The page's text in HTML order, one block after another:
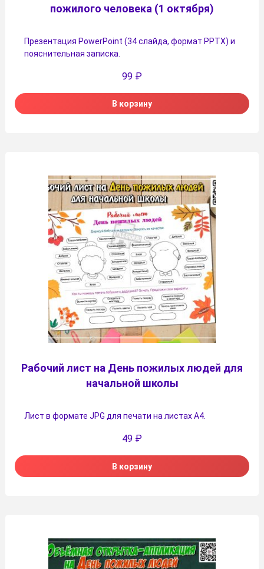
пожилого человека (1 октября)
Презентация PowerPoint (34 слайда, формат PPTX) и
пояснительная записка.
99 ₽
В корзину
Рабочий лист на День пожилых людей для
начальной школы
Лист в формате JPG для печати на листах А4.
49 ₽
В корзину